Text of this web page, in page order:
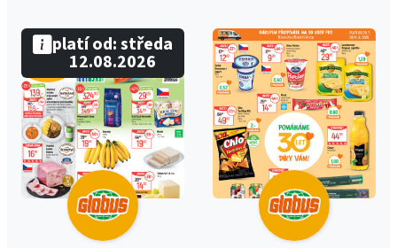
platí od: středa
12.08.2026